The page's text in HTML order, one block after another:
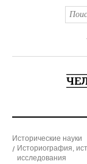
Исторические науки
Историография,
исследования